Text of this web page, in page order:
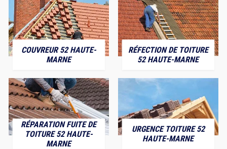
COUVREUR 52 HAUTE-
MARNE
RÉFECTION DE TOITURE
52 HAUTE-MARNE
RÉPARATION FUITE DE
TOITURE 52 HAUTE-
MARNE
URGENCE TOITURE 52
HAUTE-MARNE